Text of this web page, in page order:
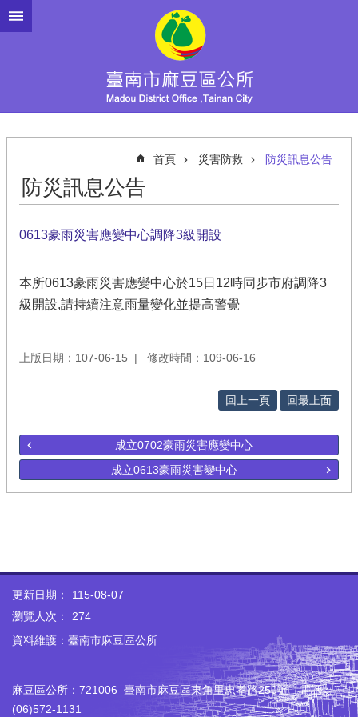
跳到主要內容區塊
首頁 災害防救 防災訊息公告
防災訊息公告
0613豪雨災害應變中心調降3級開設
本所0613豪雨災害應變中心於15日12時同步市府調降3
級開設,請持續注意雨量變化並提高警覺
上版日期：107-06-15 修改時間：109-06-16
回上一頁 回最上面
成立0702豪雨災害應變中心
成立0613豪雨災害變中心
更新日期：
115-08-07
瀏覽人次：
274
資料維護：臺南市麻豆區公所
麻豆區公所：721006 臺南市麻豆區東角里忠孝路250號 電話：
(06)572-1131